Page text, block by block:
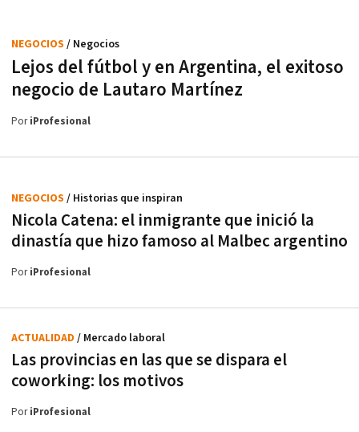
Lejos del fútbol y en Argentina, el exitoso
negocio de Lautaro Martínez
NEGOCIOS / Negocios
PoriProfesional
Nicola Catena: el inmigrante que inició la
dinastía que hizo famoso al Malbec argentino
NEGOCIOS / Historias que inspiran
PoriProfesional
Las provincias en las que se dispara el
coworking: los motivos
ACTUALIDAD / Mercado laboral
PoriProfesional